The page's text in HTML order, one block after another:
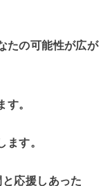
たの可能性が広が
す。
ます。
応援しあった